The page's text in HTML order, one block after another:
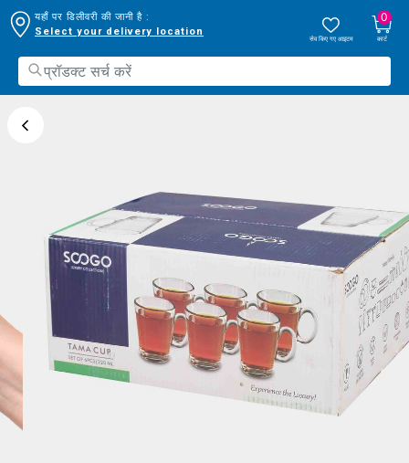
यहाँ पर डिलीवरी की जानी है :
Select your delivery location
सेव किए गए आइटम
0
कार्ट